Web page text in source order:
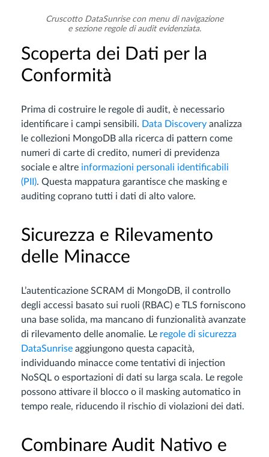
Cruscotto DataSunrise con menu di navigazione
e sezione regole di audit evidenziata.
Scoperta dei Dati per la
Conformità
Prima di costruire le regole di audit, è necessario
identificare i campi sensibili. Data Discovery analizza
le collezioni MongoDB alla ricerca di pattern come
numeri di carte di credito, numeri di previdenza
sociale e altre informazioni personali identificabili
(PII). Questa mappatura garantisce che masking e
auditing coprano tutti i dati di alto valore.
Sicurezza e Rilevamento
delle Minacce
L’autenticazione SCRAM di MongoDB, il controllo
degli accessi basato sui ruoli (RBAC) e TLS forniscono
una base solida, ma mancano di funzionalità avanzate
di rilevamento delle anomalie. Le regole di sicurezza
DataSunrise aggiungono questa capacità,
individuando minacce come tentativi di injection
NoSQL o esportazioni di dati su larga scala. Le regole
possono attivare il blocco o il masking automatico in
tempo reale, riducendo il rischio di violazioni dei dati.
Combinare Audit Nativo e